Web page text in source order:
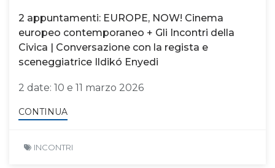
2 appuntamenti: EUROPE, NOW! Cinema
europeo contemporaneo + Gli Incontri della
Civica | Conversazione con la regista e
sceneggiatrice Ildikó Enyedi
2 date: 10 e 11 marzo 2026
CONTINUA
INCONTRI